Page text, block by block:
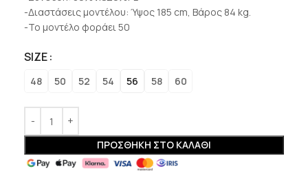
-Διαστάσεις μοντέλου: Ύψος 185 cm, Βάρος 84 kg.
-Το μοντέλο φοράει 50
SIZE
48 50 52 54 56 58 60
ΠΡΟΣΘΉΚΗ ΣΤΟ ΚΑΛΆΘΙ